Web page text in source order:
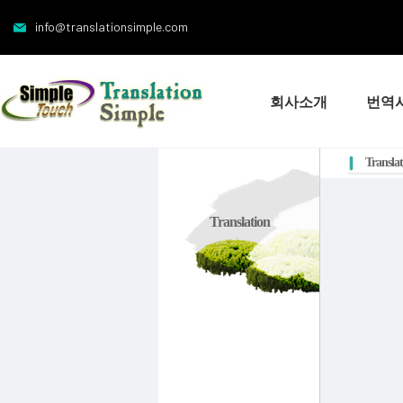
info@translationsimple.com
회사소개 번역
Translation